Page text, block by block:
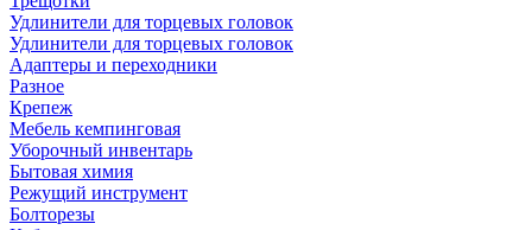
Удлинители для торцевых головок
Удлинители для торцевых головок
Адаптеры и переходники
Разное
Крепеж
Мебель кемпинговая
Уборочный инвентарь
Бытовая химия
Режущий инструмент
Болторезы